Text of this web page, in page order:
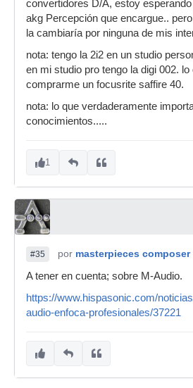
convertidores D/A, estoy
akg Percepción que encargue..
la cambiaría por ninguna de mis
nota: tengo la 2i2 en un studio
en mi studio pro tengo la digi 002.
comprarme un focusrite saffire 40.
nota: lo que verdaderamente
conocimientos.....
1
#35 por masterpieces composer
A tener en cuenta; sobre M-Audio.
https://www.hispasonic.com/
audio-enfoca-profesionales/37221